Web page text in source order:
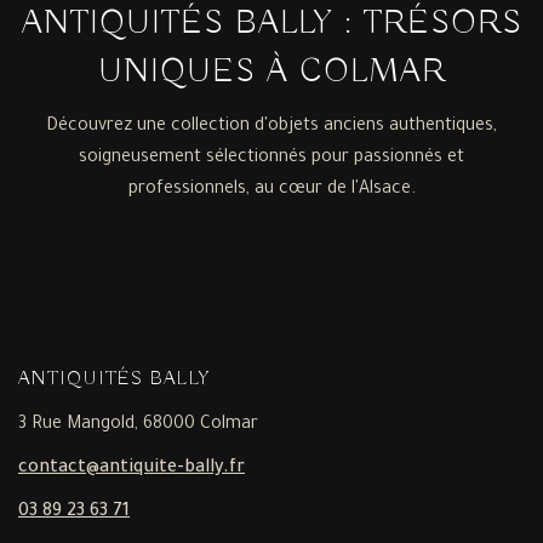
ANTIQUITÉS BALLY : TRÉSORS
UNIQUES À COLMAR
Découvrez une collection d'objets anciens authentiques,
soigneusement sélectionnés pour passionnés et
professionnels, au cœur de l'Alsace.
ANTIQUITÉS BALLY
3 Rue Mangold, 68000 Colmar
contact@antiquite-bally.fr
03 89 23 63 71